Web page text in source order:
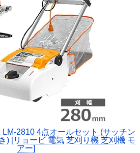
LM-2810 4点オールセット (サッチン
) [リョービ 電気 芝刈り機 芝刈機 モ
アー]